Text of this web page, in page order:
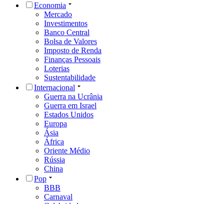
Economia
Mercado
Investimentos
Banco Central
Bolsa de Valores
Imposto de Renda
Finanças Pessoais
Loterias
Sustentabilidade
Internacional
Guerra na Ucrânia
Guerra em Israel
Estados Unidos
Europa
Ásia
África
Oriente Médio
Rússia
China
Pop
BBB
Carnaval